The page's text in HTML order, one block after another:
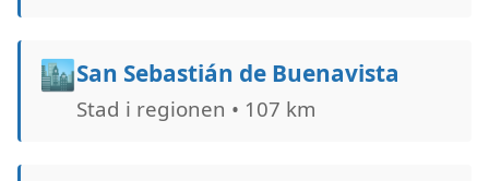
🏙️San Sebastián de Buenavista
Stad i regionen • 107 km